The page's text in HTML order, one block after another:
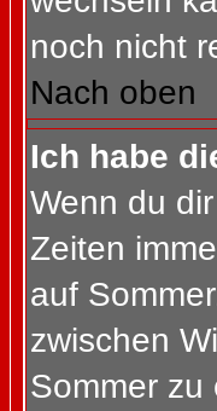
noch nicht
Nach oben
Ich habe
Wenn du
Zeiten
auf
zwischen
Sommer zu